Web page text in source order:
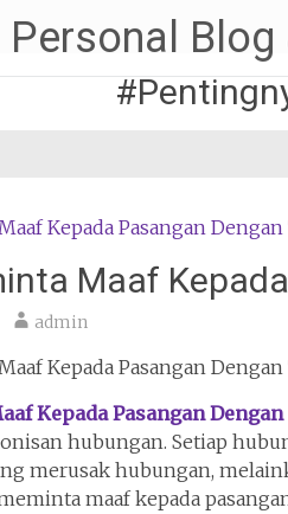
Personal
Maaf
admin
Kepada Pasangan
hubungan. Setiap
merusak hubungan,
maaf kepada